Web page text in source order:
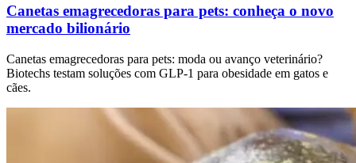
Canetas emagrecedoras para pets: conheça o novo
mercado bilionário
Canetas emagrecedoras para pets: moda ou avanço veterinário?
Biotechs testam soluções com GLP-1 para obesidade em gatos e
cães.